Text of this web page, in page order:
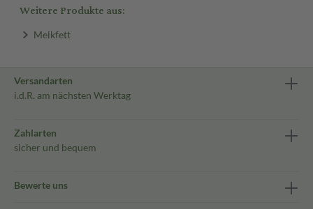
Weitere Produkte aus:
Melkfett
Versandarten
i.d.R. am nächsten Werktag
Zahlarten
sicher und bequem
Bewerte uns